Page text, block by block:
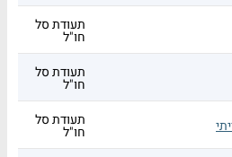
תעודת סל
חו"ל
תעודת סל
חו"ל
תעודת סל
חו"ל